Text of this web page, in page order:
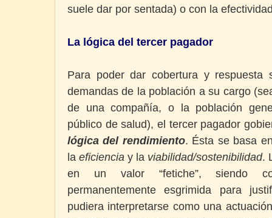
suele dar por sentada) o con la
La lógica del tercer pagador
Para poder dar cobertura y respuesta
demandas de la población a su cargo
de una compañía, o la población
público de salud), el tercer pagador
lógica del rendimiento. Ésta se basa
la eficiencia y la viabilidad/sostenibilidad.
en un valor “fetiche”, siendo
permanentemente esgrimida para
pudiera interpretarse como una